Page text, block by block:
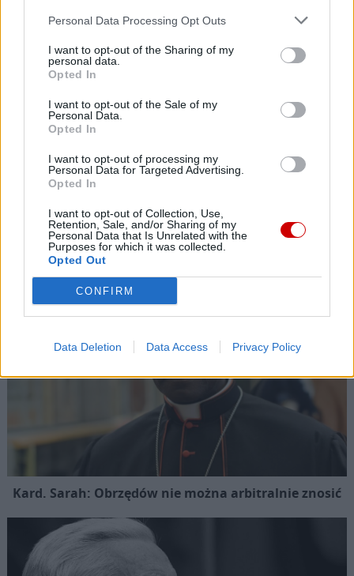
Personal Data Processing Opt Outs
I want to opt-out of the Sharing of my
personal data.
Opted In
I want to opt-out of the Sale of my
Personal Data.
Opted In
I want to opt-out of processing my
Personal Data for Targeted Advertising.
Opted In
I want to opt-out of Collection, Use,
Retention, Sale, and/or Sharing of my
Personal Data that Is Unrelated with the
Purposes for which it was collected.
Opted Out
CONFIRM
Data Deletion Data Access Privacy Policy
07 sierpnia 2026 | 22:47
07 sierpnia 2026 | 22:36
Narodowy Bank Ukrainy wyemituje monetę upamiętniającą Jana
Ukraińskie Kościoły wzywają do światowej modlitwy za Ukrainę
24 sierpnia
Popularne
Kard. Sarah: Obrzędów nie można arbitralnie znosić